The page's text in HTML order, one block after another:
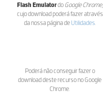
Flash Emulatordo Google Chrome,
cujo download poderá fazer através
da nossa página de Utilidades
Poderá não conseguir fazer o
download deste recurso no Google
Chrome.